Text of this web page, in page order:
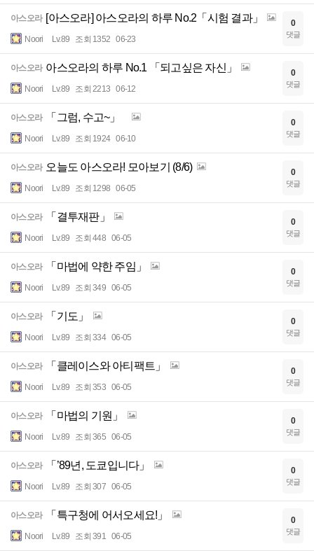
아스오라 [아스오라] 아스오라의 하루 No.2「시험 결과」
Noori Lv.89 조회 1352 06-23
0
댓글
아스오라 아스오라의 하루 No.1 「되고싶은 자신」
Noori Lv.89 조회 2213 06-12
0
댓글
아스오라 「그럼, 수고~」
Noori Lv.89 조회 1924 06-10
0
댓글
아스오라 오늘도 아스오라! 모아보기 (8/6)
Noori Lv.89 조회 1298 06-05
0
댓글
아스오라 「결투재판」
Noori Lv.89 조회 448 06-05
0
댓글
아스오라 「마법에 약한 주임」
Noori Lv.89 조회 349 06-05
0
댓글
아스오라 「기도」
Noori Lv.89 조회 334 06-05
0
댓글
아스오라 「클레이스와 아티팩트」
Noori Lv.89 조회 353 06-05
0
댓글
아스오라 「마법의 기원」
Noori Lv.89 조회 365 06-05
0
댓글
아스오라 「’89년, 도쿄입니다」
Noori Lv.89 조회 307 06-05
0
댓글
아스오라 「특구청에 어서오세요!」
Noori Lv.89 조회 391 06-05
0
댓글